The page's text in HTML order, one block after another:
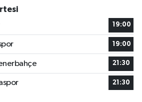
19:00
19:00
21:30
21:30